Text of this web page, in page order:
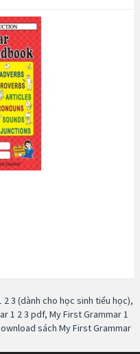
3 (dành cho học sinh tiểu học),
1 2 3 pdf, My First Grammar 1
sách My First Grammar